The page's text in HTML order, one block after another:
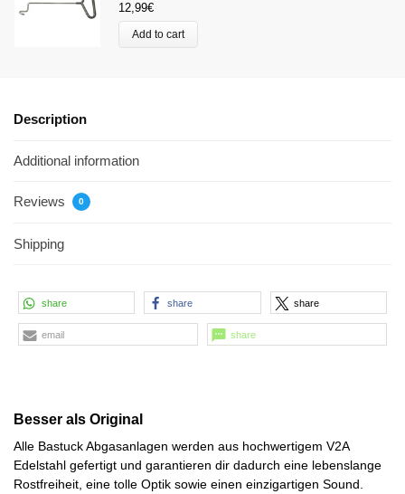
12,99€
Add to cart
Description
Additional information
Reviews 0
Shipping
share share share
email share
Besser als Original
Alle Bastuck Abgasanlagen werden aus hochwertigem V2A
Edelstahl gefertigt und garantieren dir dadurch eine lebenslange
Rostfreiheit, eine tolle Optik sowie einen einzigartigen Sound.